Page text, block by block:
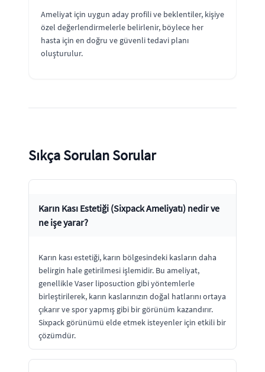
Ameliyat için uygun aday profili ve beklentiler, kişiye
özel değerlendirmelerle belirlenir, böylece her
hasta için en doğru ve güvenli tedavi planı
oluşturulur.
Sıkça Sorulan Sorular
Karın Kası Estetiği (Sixpack Ameliyatı) nedir ve
ne işe yarar?
Karın kası estetiği, karın bölgesindeki kasların daha
belirgin hale getirilmesi işlemidir. Bu ameliyat,
genellikle Vaser liposuction gibi yöntemlerle
birleştirilerek, karın kaslarınızın doğal hatlarını ortaya
çıkarır ve spor yapmış gibi bir görünüm kazandırır.
Sixpack görünümü elde etmek isteyenler için etkili bir
çözümdür.